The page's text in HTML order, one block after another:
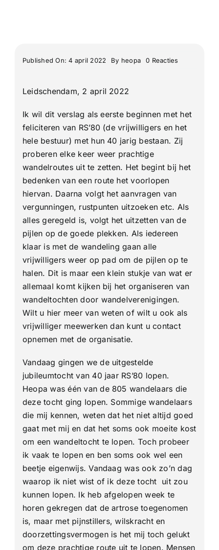
Published On: 4 april 2022 By heopa 0 Reactieson
Rs’80
Leidschendam, 2 april 2022
Ik wil dit verslag als eerste beginnen met het
feliciteren van RS’80 (de vrijwilligers en het
hele bestuur) met hun 40 jarig bestaan. Zij
proberen elke keer weer prachtige
wandelroutes uit te zetten. Het begint bij het
bedenken van een route het voorlopen
hiervan. Daarna volgt het aanvragen van
vergunningen, rustpunten uitzoeken etc. Als
alles geregeld is, volgt het uitzetten van de
pijlen op de goede plekken. Als iedereen
klaar is met de wandeling gaan alle
vrijwilligers weer op pad om de pijlen op te
halen. Dit is maar een klein stukje van wat er
allemaal komt kijken bij het organiseren van
wandeltochten door wandelverenigingen.
Wilt u hier meer van weten of wilt u ook als
vrijwilliger meewerken dan kunt u contact
opnemen met de organisatie.
Vandaag gingen we de uitgestelde
jubileumtocht van 40 jaar RS’80 lopen.
Heopa was één van de 805 wandelaars die
deze tocht ging lopen. Sommige wandelaars
die mij kennen, weten dat het niet altijd goed
gaat met mij en dat het soms ook moeite kost
om een wandeltocht te lopen. Toch probeer
ik vaak te lopen en ben soms ook wel een
beetje eigenwijs. Vandaag was ook zo’n dag
waarop ik niet wist of ik deze tocht uit zou
kunnen lopen. Ik heb afgelopen week te
horen gekregen dat de artrose toegenomen
is, maar met pijnstillers, wilskracht en
doorzettingsvermogen is het mij toch gelukt
om deze prachtige route uit te lopen. Mensen